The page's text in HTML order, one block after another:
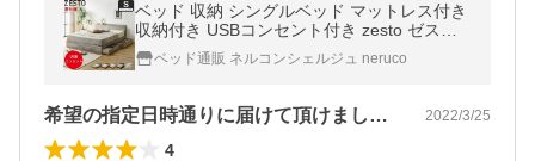
ベッド 収納 シングルベッド マットレス付き
収納付き USBコンセント付き zesto ゼスト
シングル ネルコZマットレス付き すのこベ
ッド zstnvr 【z有料組立】
ベッド通販 ネルコンシェルジュ neruco
希望の指定日時通りに届けて頂けました。… 2022/3/25
4